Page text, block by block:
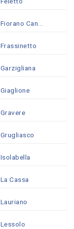
Fiorano Can...
Frassinetto
Garzigliana
Giaglione
Gravere
Grugliasco
Isolabella
La Cassa
Lauriano
Lessolo